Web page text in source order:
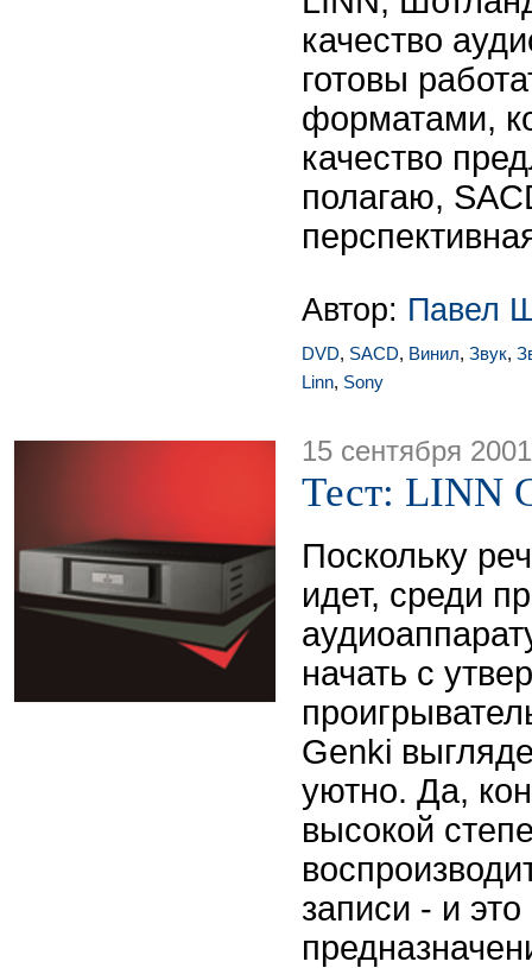
качество
готовы
форматами,
качество
полагаю,
Автор: Павел
DVD, SACD, Винил, Звук,
Linn, Sony
15 сентября 2001
Тест: LINN
Поскольку
идет, среди
начать с
Genki
уютно. Да,
высокой
записи - и